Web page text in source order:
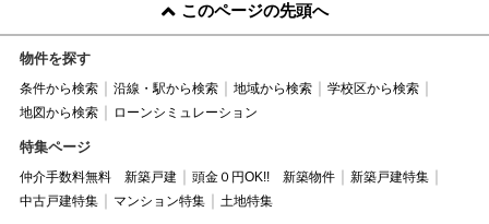
このページの先頭へ
物件を探す
条件から検索 沿線・駅から検索 地域から検索
学校区から検索
地図から検索
ローンシミュレーション
特集ページ
仲介手数料無料 新築戸建 頭金０円OK!! 新築物件
新築戸建特集
中古戸建特集
マンション特集 土地特集